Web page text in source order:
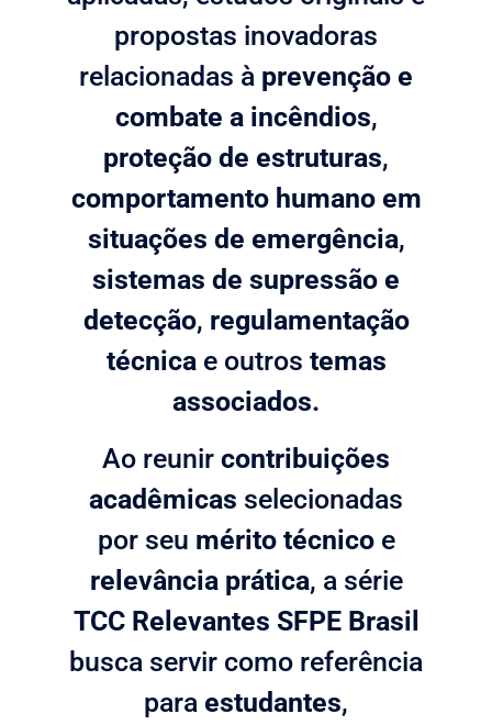
propostas inovadoras
relacionadas à prevenção e
combate a incêndios,
proteção de estruturas,
comportamento humano em
situações de emergência,
sistemas de supressão e
detecção, regulamentação
técnicae outros temas
associados.
Ao reunir contribuições
acadêmicas selecionadas
por seu mérito técnicoe
relevância prática, a série
TCC Relevantes SFPE Brasil
busca servir como referência
para estudantes,